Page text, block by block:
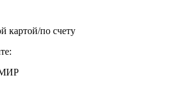
картой/по счету